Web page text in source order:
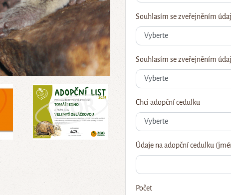
Souhlasím se zveřejněním
Souhlasím se zveřejněním
Chci adopční cedulku
Údaje na adopční cedulku
Počet